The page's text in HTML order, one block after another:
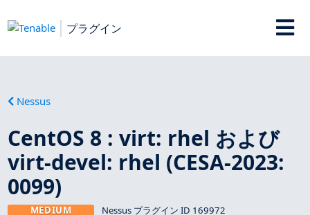
プラグイン
Nessus
CentOS 8 : virt: rhel および
virt-devel: rhel (CESA-2023:
0099)
MEDIUM Nessus プラグイン ID 169972